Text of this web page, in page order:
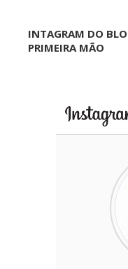
INTAGRAM DO
PRIMEIRA MÃO